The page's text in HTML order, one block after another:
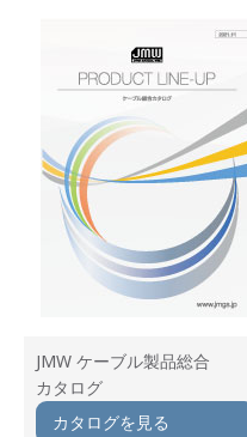
JMW ケーブル製品総合
カタログ
カタログを見る